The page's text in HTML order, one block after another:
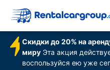
Скидки до 20% на
мируЭта акция
воспользуйся ею уже